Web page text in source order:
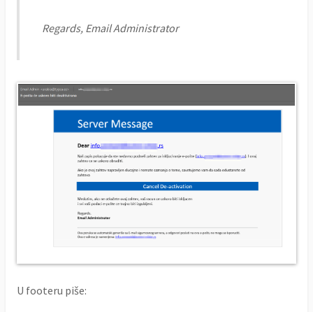
Regards, Email Administrator
U footeru piše: